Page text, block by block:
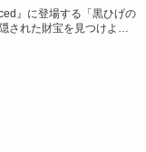
』に登場する「黒ひげの
された財宝を見つけよ